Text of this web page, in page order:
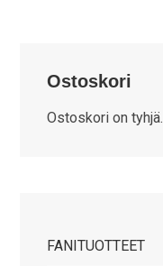
Ostoskori
Ostoskori on tyhjä.
FANITUOTTEET